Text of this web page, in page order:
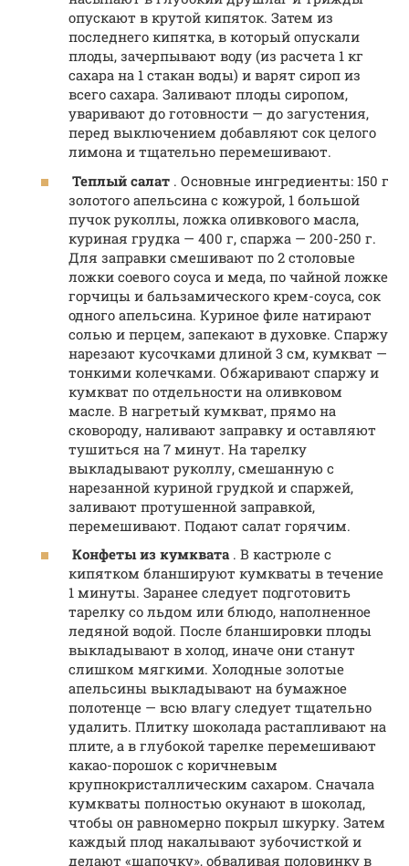
опускают в крутой кипяток. Затем из
последнего кипятка, в который опускали
плоды, зачерпывают воду (из расчета 1 кг
сахара на 1 стакан воды) и варят сироп из
всего сахара. Заливают плоды сиропом,
уваривают до готовности — до загустения,
перед выключением добавляют сок целого
лимона и тщательно перемешивают.
Теплый салат . Основные ингредиенты: 150 г
золотого апельсина с кожурой, 1 большой
пучок руколлы, ложка оливкового масла,
куриная грудка — 400 г, спаржа — 200-250 г.
Для заправки смешивают по 2 столовые
ложки соевого соуса и меда, по чайной ложке
горчицы и бальзамического крем-соуса, сок
одного апельсина. Куриное филе натирают
солью и перцем, запекают в духовке. Спаржу
нарезают кусочками длиной 3 см, кумкват —
тонкими колечками. Обжаривают спаржу и
кумкват по отдельности на оливковом
масле. В нагретый кумкват, прямо на
сковороду, наливают заправку и оставляют
тушиться на 7 минут. На тарелку
выкладывают руколлу, смешанную с
нарезанной куриной грудкой и спаржей,
заливают протушенной заправкой,
перемешивают. Подают салат горячим.
Конфеты из кумквата. В кастрюле с
кипятком бланшируют кумкваты в течение
1 минуты. Заранее следует подготовить
тарелку со льдом или блюдо, наполненное
ледяной водой. После бланшировки плоды
выкладывают в холод, иначе они станут
слишком мягкими. Холодные золотые
апельсины выкладывают на бумажное
полотенце — всю влагу следует тщательно
удалить. Плитку шоколада растапливают на
плите, а в глубокой тарелке перемешивают
какао-порошок с коричневым
крупнокристаллическим сахаром. Сначала
кумкваты полностью окунают в шоколад,
чтобы он равномерно покрыл шкурку. Затем
каждый плод накалывают зубочисткой и
делают «шапочку», обваливая половинку в